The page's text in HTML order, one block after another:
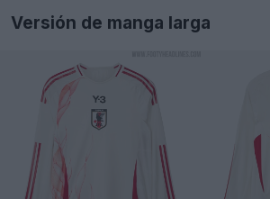
Versión de manga larga